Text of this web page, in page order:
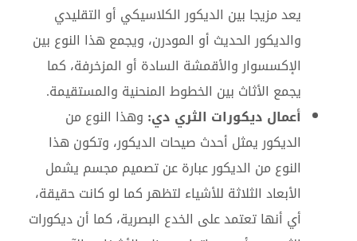
يعد مزيجا بين الديكور الكلاسيكي أو التقليدي
والديكور الحديث أو المودرن، ويجمع هذا النوع بين
الإكسسوار والأقمشة السادة أو المزخرفة، كما
يجمع الأثاث بين الخطوط المنحنية والمستقيمة.
أعمال ديكورات الثري دي: وهذا النوع من
الديكور يمثل أحدث صيحات الديكور، وتكون هذا
النوع من الديكور عبارة عن تصميم مجسم يشمل
الأبعاد الثلاثة للأشياء لتظهر كما لو كانت حقيقة،
أي أنها تعتمد على الخدع البصرية، كما أن ديكورات